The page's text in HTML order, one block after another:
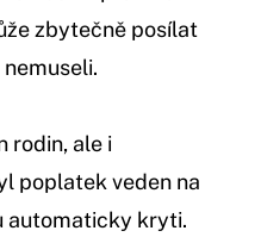
zbytečně posílat
rodin, ale i
poplatek veden na
automaticky kryti.